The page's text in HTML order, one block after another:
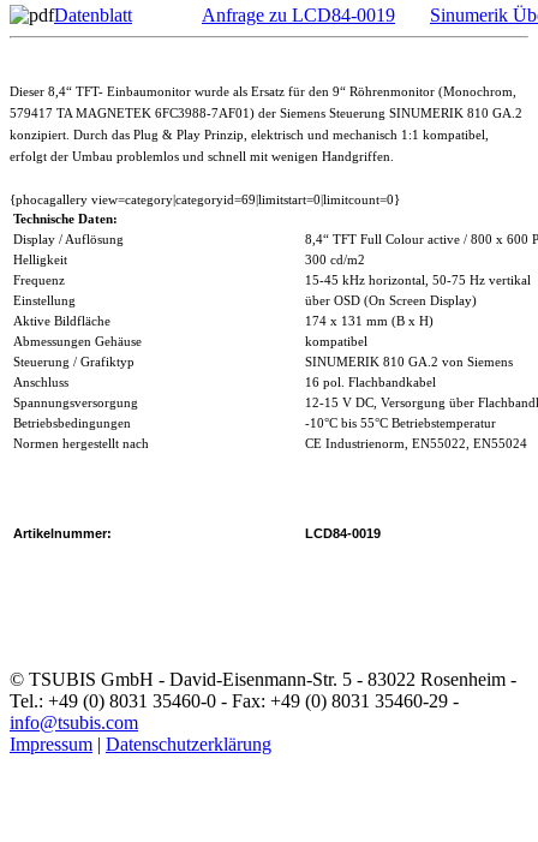
Datenblatt Anfrage zu LCD84-0019 Sinumerik
Dieser 8,4“ TFT- Einbaumonitor wurde als Ersatz für den 9“ Röhrenmonitor (Monochrom,
579417 TA MAGNETEK 6FC3988-7AF01) der Siemens Steuerung SINUMERIK 810 GA.2
konzipiert. Durch das Plug & Play Prinzip, elektrisch und mechanisch 1:1 kompatibel,
erfolgt der Umbau problemlos und schnell mit wenigen Handgriffen.
{phocagallery view=category|categoryid=69|limitstart=0|limitcount=0}
Technische Daten:
Display / Auflösung
8,4“ TFT Full Colour active / 800 x 600
Helligkeit
300 cd/m2
Frequenz
15-45 kHz horizontal, 50-75 Hz vertikal
Einstellung
über OSD (On Screen Display)
Aktive Bildfläche
174 x 131 mm (B x H)
Abmessungen Gehäuse
kompatibel
Steuerung / Grafiktyp
SINUMERIK 810 GA.2 von Siemens
Anschluss
16 pol. Flachbandkabel
Spannungsversorgung
12-15 V DC, Versorgung über
Betriebsbedingungen
-10°C bis 55°C Betriebstemperatur
Normen hergestellt nach
CE Industrienorm, EN55022, EN55024
Artikelnummer: LCD84-0019
© TSUBIS GmbH - David-Eisenmann-Str. 5 - 83022 Rosenheim -
Tel.: +49 (0) 8031 35460-0 - Fax: +49 (0) 8031 35460-29 -
info@tsubis.com
Impressum | Datenschutzerklärung